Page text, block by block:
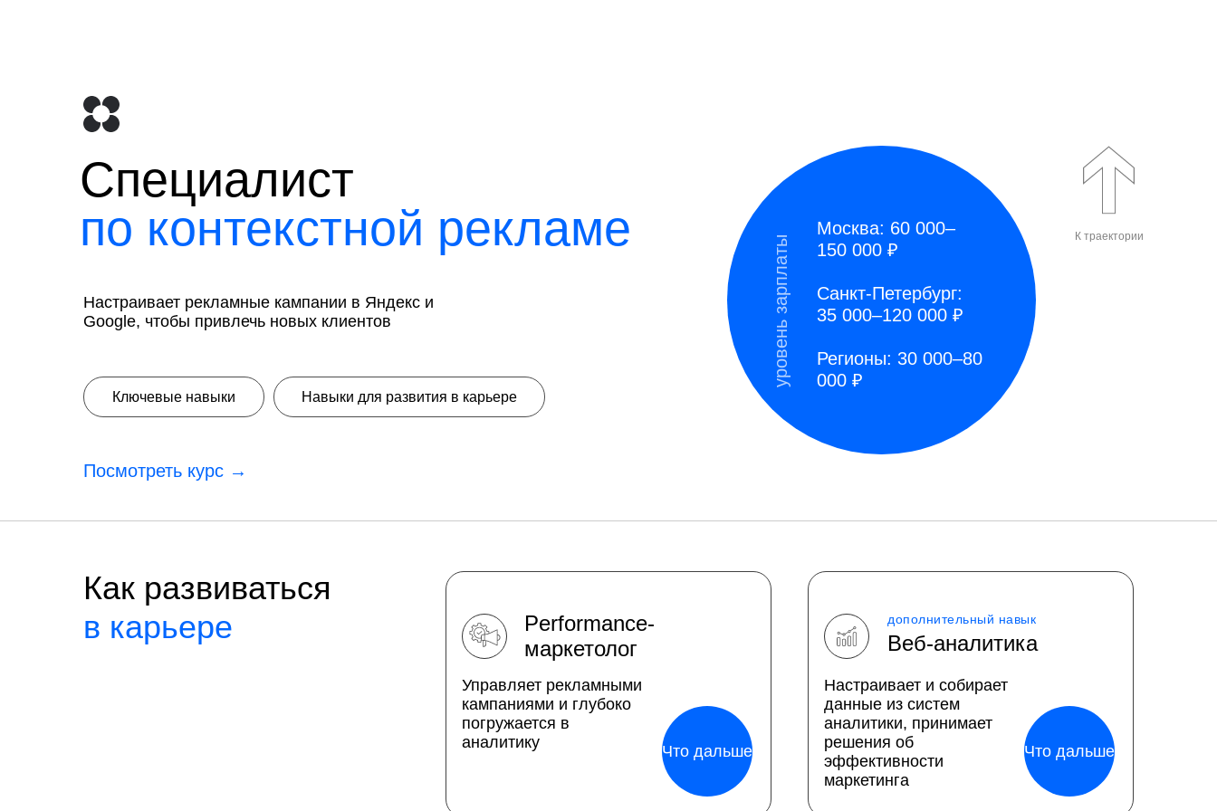
Москва: 60 000–
150 000 ₽
Санкт-Петербург:
35 000–120 000 ₽
Регионы: 30 000–80
000 ₽
уровень зарплаты
Специалист
по контекстной рекламе
Настраивает рекламные кампании в Яндекс и
Google, чтобы привлечь новых клиентов
Как развиваться
в карьере
К траектории
Ключевые навыки Навыки для развития в карьере
Посмотреть курс →
Управляет рекламными
кампаниями и глубоко
погружается в
аналитику
Performance-
маркетолог
Что дальше
Настраивает и собирает
данные из систем
аналитики, принимает
решения об
эффективности
маркетинга
Что дальше
Веб-аналитика
дополнительный навык